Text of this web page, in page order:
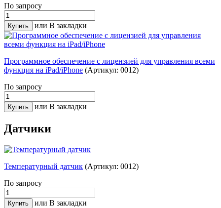
По запросу
или В закладки
Программное обеспечение с лицензией для управления всеми
функция на iPad/iPhone (Артикул: 0012)
По запросу
или В закладки
Датчики
Температурный датчик (Артикул: 0012)
По запросу
или В закладки